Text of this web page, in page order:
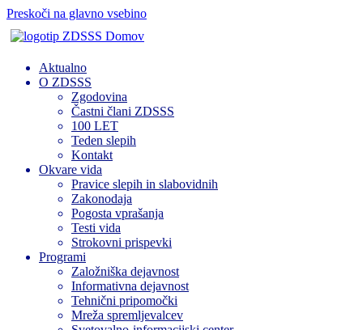
Preskoči na glavno vsebino
Domov
Aktualno
O ZDSSS
Zgodovina
Častni člani ZDSSS
100 LET
Teden slepih
Kontakt
Okvare vida
Pravice slepih in slabovidnih
Zakonodaja
Pogosta vprašanja
Testi vida
Strokovni prispevki
Programi
Založniška dejavnost
Informativna dejavnost
Tehnični pripomočki
Mreža spremljevalcev